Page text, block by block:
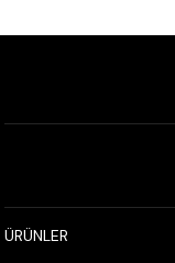
ÜRÜNLER